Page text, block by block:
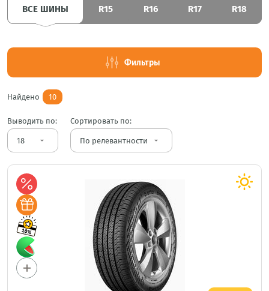
ВСЕ ШИНЫ R15 R16 R17 R18
Фильтры
Найдено 10
Выводить по:
arrow_drop_down
Сортировать по:
arrow_drop_down